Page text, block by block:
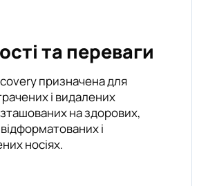
та переваги
призначена для
і видалених
на здорових,
і
носіях.